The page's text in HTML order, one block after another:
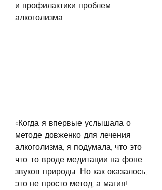
и профилактики проблем
алкоголизма.
«Когда я впервые услышала о
методе довженко для лечения
алкоголизма, я подумала, что это
что-то вроде медитации на фоне
звуков природы. Но как оказалось,
это не просто метод, а магия!